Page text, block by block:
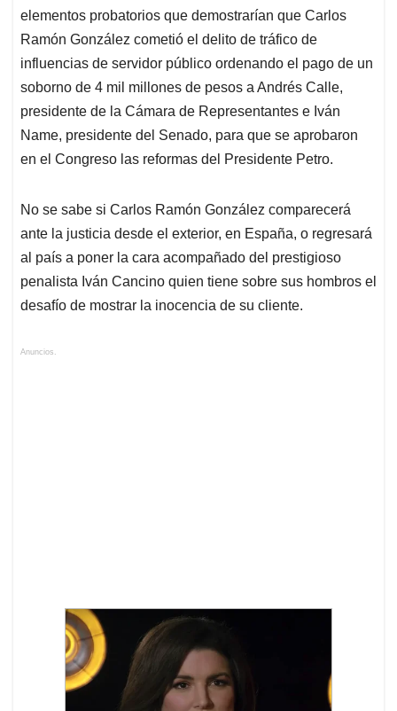
elementos probatorios que demostrarían que Carlos
Ramón González cometió el delito de tráfico de
influencias de servidor público ordenando el pago de un
soborno de 4 mil millones de pesos a Andrés Calle,
presidente de la Cámara de Representantes e Iván
Name, presidente del Senado, para que se aprobaron
en el Congreso las reformas del Presidente Petro.
No se sabe si Carlos Ramón González comparecerá
ante la justicia desde el exterior, en España, o regresará
al país a poner la cara acompañado del prestigioso
penalista Iván Cancino quien tiene sobre sus hombros el
desafío de mostrar la inocencia de su cliente.
Anuncios.